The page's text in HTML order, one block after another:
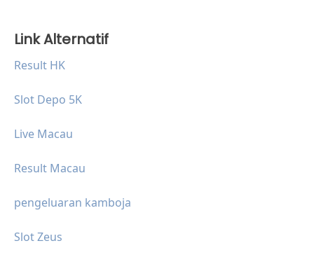
Link Alternatif
Result HK
Slot Depo 5K
Live Macau
Result Macau
pengeluaran kamboja
Slot Zeus